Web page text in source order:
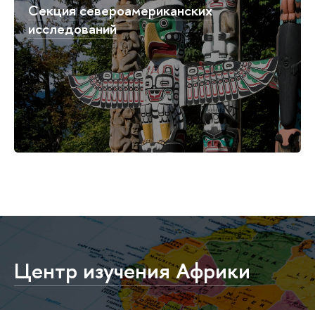
Секция североамериканских
исследований
Центр изучения Африки